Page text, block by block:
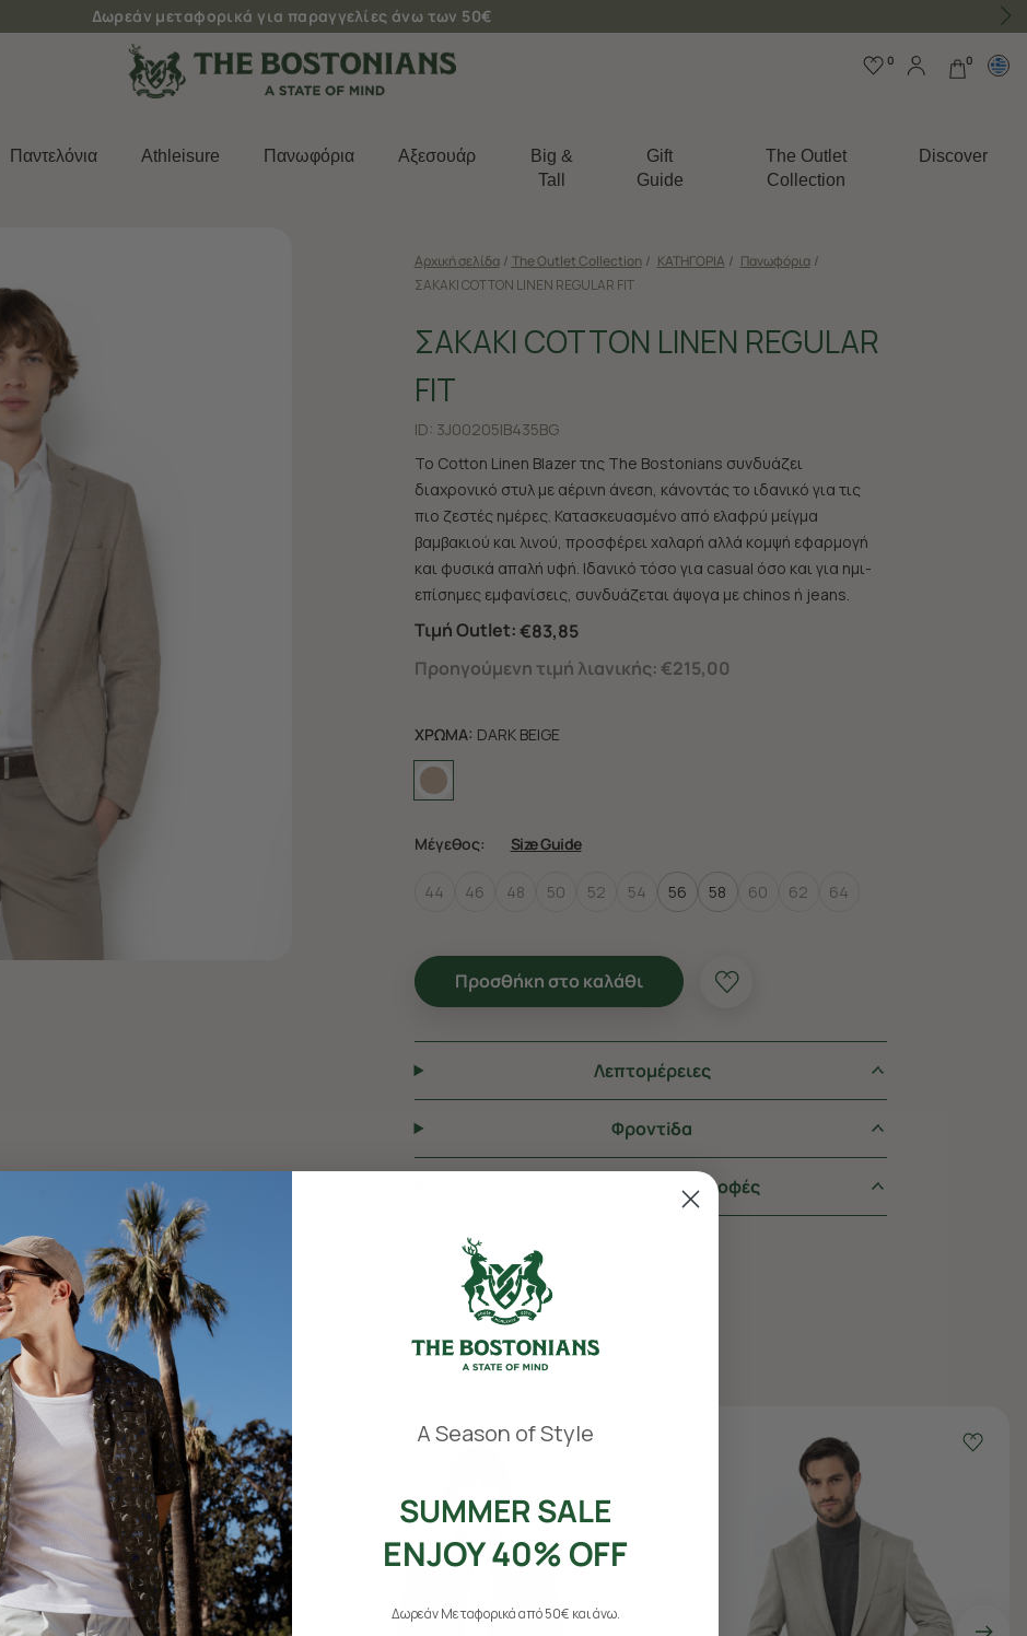
Δωρεάν μεταφορικά για παραγγελίες άνω των 50€
0 0
Παντελόνια Athleisure Πανωφόρια Aξεσουάρ
Big &
Tall
Gift
Guide
The Outlet
Collection
Discover
Αρχική σελίδα / The Outlet Collection / ΚΑΤΗΓΟΡΙΑ / Πανωφόρια /
ΣΑΚΑΚΙ COTTON LINEN REGULAR FIT
ΣΑΚΑΚΙ COTTON LINEN REGULAR
FIT
ID: 3J00205|B435BG
Το Cotton Linen Blazer της The Bostonians συνδυάζει
διαχρονικό στυλ με αέρινη άνεση, κάνοντάς το ιδανικό για τις
πιο ζεστές ημέρες. Κατασκευασμένο από ελαφρύ μείγμα
βαμβακιού και λινού, προσφέρει χαλαρή αλλά κομψή εφαρμογή
και φυσικά απαλή υφή. Ιδανικό τόσο για casual όσο και για ημι-
επίσημες εμφανίσεις, συνδυάζεται άψογα με chinos ή jeans.
Τιμή Outlet:€83,85
Προηγούμενη τιμή λιανικής: €215,00
ΧΡΩΜΑ: DARK BEIGE
Μέγεθος: Size Guide
44 46 48 50 52 54 56 58 60 62 64
Προσθήκη στο καλάθι
Λεπτομέρειες
Φροντiδα
Αποστολές & Επιστροφές
A Season of Style
SUMMER SALE
ENJOY 40% OFF
Δωρεάν Μεταφορικά από 50€ και άνω.